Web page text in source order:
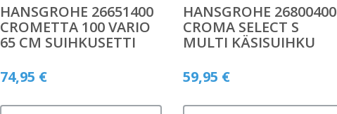
HANSGROHE 26651400
CROMETTA 100 VARIO
65 CM SUIHKUSETTI
74,95 €
HANSGROHE 26800400
CROMA SELECT S
MULTI KÄSISUIHKU
59,95 €